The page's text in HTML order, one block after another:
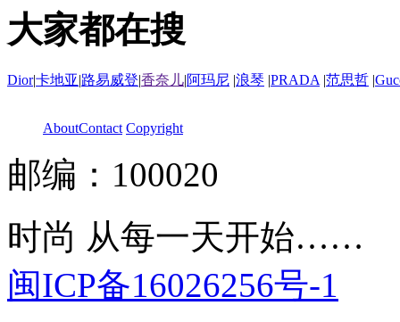
大家都在搜
Dior|卡地亚|路易威登|香奈儿|阿玛尼 |浪琴 |PRADA |范思哲 |
AboutContact Copyright
邮编：100020
时尚 从每一天开始……
闽ICP备16026256号-1